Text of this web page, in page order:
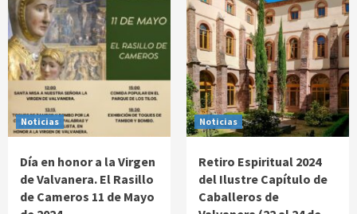
Noticias
Día en honor a la Virgen
de Valvanera. El Rasillo
de Cameros 11 de Mayo
Noticias
Retiro Espiritual 2024
del Ilustre Capítulo de
Caballeros de